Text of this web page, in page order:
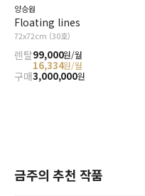
양승원
Floating lines
72x72cm (30호)
렌탈99,000원/월
16,334원/월
구매3,000,000원
금주의 추천 작품